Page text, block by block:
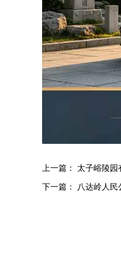
上一篇： 太子峪陵园
下一篇：
八达岭人